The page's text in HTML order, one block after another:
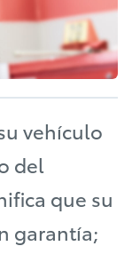
vehículo
del
que su
garantía;